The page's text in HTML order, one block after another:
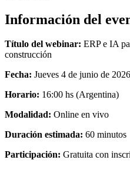
Información del
Título del webinar: ERP e IA
construcción
Fecha: Jueves 4 de junio de 2026
Horario: 16:00 hs (Argentina)
Modalidad: Online en vivo
Duración estimada: 60 minutos
Participación: Gratuita con